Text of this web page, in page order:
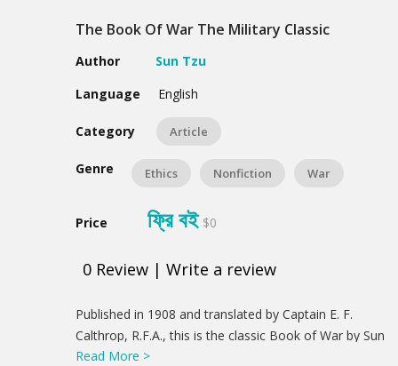
The Book Of War The Military Classic
Author
Sun Tzu
Language
English
Category Article
Genre Ethics Nonfiction War
Price ফ্রি বই $0
0 Review | Write a review
Product
Summery
Published in 1908 and translated by Captain E. F.
Calthrop, R.F.A., this is the classic Book of War by Sun
Tzu.
Read More >